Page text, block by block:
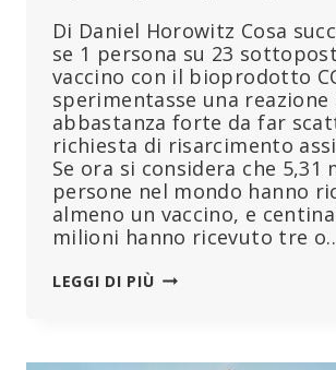
Di Daniel Horowitz Cosa
se 1 persona su 23
vaccino con il bioprodotto
sperimentasse una reazione
abbastanza forte da far
richiesta di risarcimento
Se ora si considera che 5,31
persone nel mondo hanno
almeno un vaccino, e
milioni hanno ricevuto tre
LEGGI DI PIÙLE